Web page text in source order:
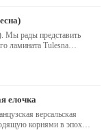
Мы рады представить
ламината Tulesna
елочка
версальская
корнями в эпоху